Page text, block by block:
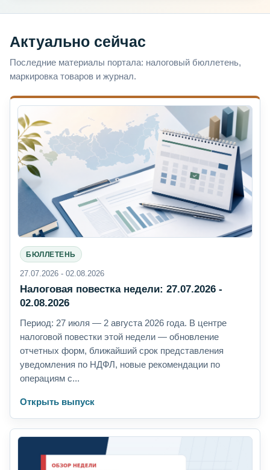
Актуально сейчас
Последние материалы портала: налоговый бюллетень,
маркировка товаров и журнал.
БЮЛЛЕТЕНЬ
27.07.2026 - 02.08.2026
Налоговая повестка недели: 27.07.2026 -
02.08.2026
Период: 27 июля — 2 августа 2026 года. В центре
налоговой повестки этой недели — обновление
отчетных форм, ближайший срок представления
уведомления по НДФЛ, новые рекомендации по
операциям с...
Открыть выпуск